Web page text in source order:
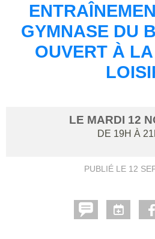
GYMNASE DU
OUVERT À
LE MARDI 12
DE 19H À
PUBLIÉ LE 12